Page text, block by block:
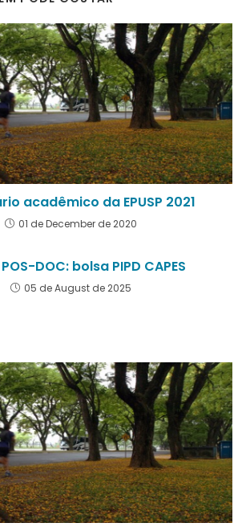
acadêmico da EPUSP 2021
01 de December de 2020
POS-DOC: bolsa PIPD CAPES
05 de August de 2025